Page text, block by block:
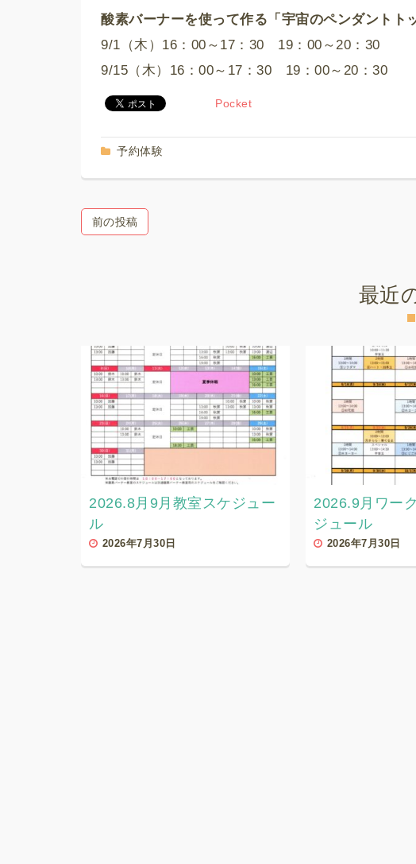
酸素バーナーを使って作る「宇宙のペンダントト
9/1（木）16：00～17：30 19：00～20：30
9/15（木）16：00～17：30 19：00～20：30
Pocket
予約体験
前の投稿
最近
2026.8月9月教室スケジュー
ル
2026年7月30日
2026.9月ワー
ジュール
2026年7月30日